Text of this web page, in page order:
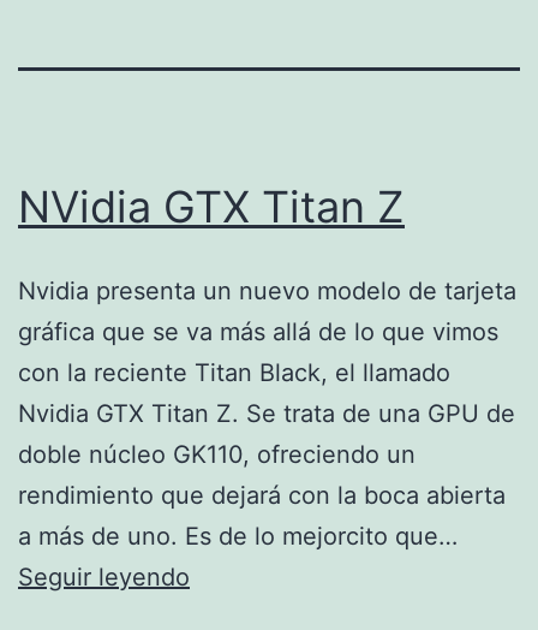
NVidia GTX Titan Z
Nvidia presenta un nuevo modelo de tarjeta
gráfica que se va más allá de lo que vimos
con la reciente Titan Black, el llamado
Nvidia GTX Titan Z. Se trata de una GPU de
doble núcleo GK110, ofreciendo un
rendimiento que dejará con la boca abierta
a más de uno. Es de lo mejorcito que…
Seguir leyendo